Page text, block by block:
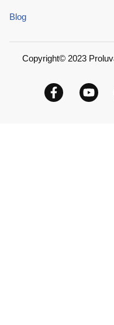
Blog
Copyright© 2023